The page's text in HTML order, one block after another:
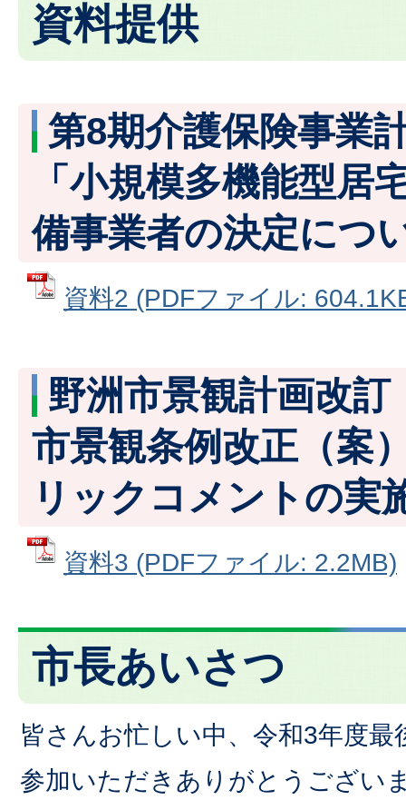
資料提供
第8期介護保険事業
「小規模多機能型居
備事業者の決定につ
資料2 (PDFファイル:
野洲市景観計画改訂
市景観条例改正（案
リックコメントの実
資料3 (PDFファイル: 2.2MB)
市長あいさつ
皆さんお忙しい中、令和3年度最
参加いただきありがとうござい